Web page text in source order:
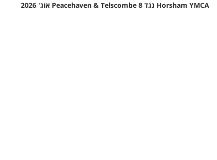
Horsham YMCA נגד Peacehaven & Telscombe 8 אוג' 2026